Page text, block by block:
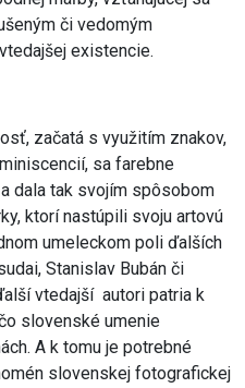
či vedomým
existencie.
začatá s využitím znakov,
sa farebne
dala tak svojím spôsobom
ktorí nastúpili svoju artovú
umeleckom poli ďalších
Stanislav Bubán či
vtedajší autori patria k
slovenské umenie
A k tomu je potrebné
slovenskej fotografickej